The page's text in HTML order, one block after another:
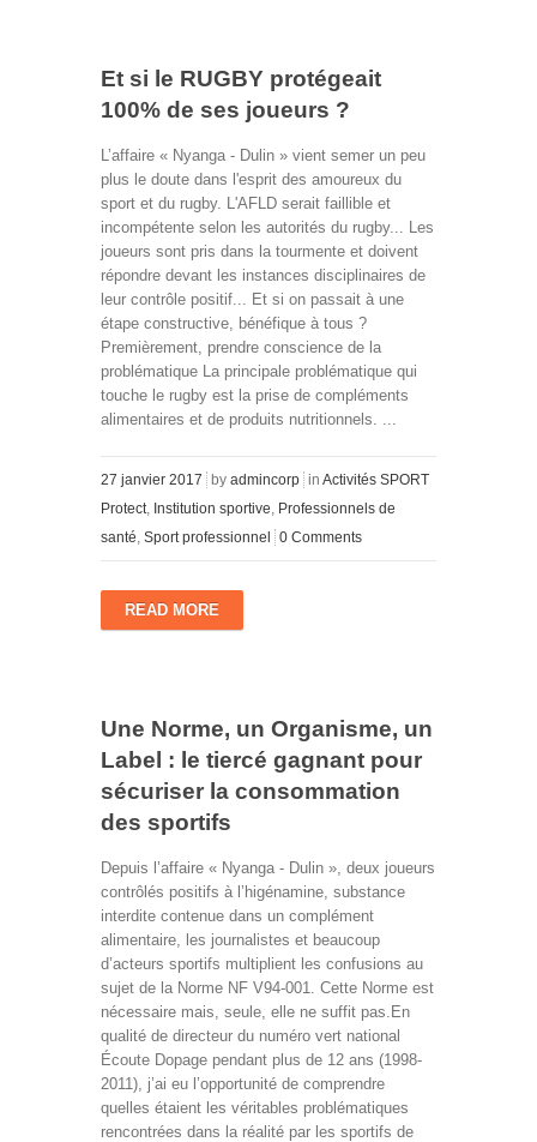
Et si le RUGBY protégeait
100% de ses joueurs ?
L’affaire « Nyanga - Dulin » vient semer un peu
plus le doute dans l'esprit des amoureux du
sport et du rugby. L'AFLD serait faillible et
incompétente selon les autorités du rugby... Les
joueurs sont pris dans la tourmente et doivent
répondre devant les instances disciplinaires de
leur contrôle positif... Et si on passait à une
étape constructive, bénéfique à tous ?
Premièrement, prendre conscience de la
problématique La principale problématique qui
touche le rugby est la prise de compléments
alimentaires et de produits nutritionnels. ...
27 janvier 2017 by admincorp in Activités SPORT
Protect, Institution sportive, Professionnels de
santé, Sport professionnel 0 Comments
READ MORE
Une Norme, un Organisme, un
Label : le tiercé gagnant pour
sécuriser la consommation
des sportifs
Depuis l’affaire « Nyanga - Dulin », deux joueurs
contrôlés positifs à l’higénamine, substance
interdite contenue dans un complément
alimentaire, les journalistes et beaucoup
d’acteurs sportifs multiplient les confusions au
sujet de la Norme NF V94-001. Cette Norme est
nécessaire mais, seule, elle ne suffit pas.En
qualité de directeur du numéro vert national
Écoute Dopage pendant plus de 12 ans (1998-
2011), j’ai eu l’opportunité de comprendre
quelles étaient les véritables problématiques
rencontrées dans la réalité par les sportifs de